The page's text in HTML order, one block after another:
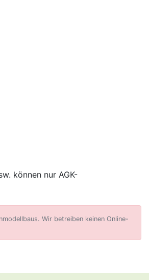
können nur AGK-
Wir betreiben keinen Online-